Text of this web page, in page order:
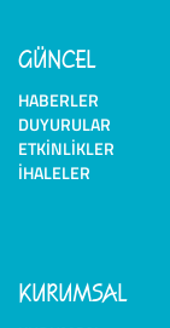
GÜNCEL
HABERLER
DUYURULAR
ETKINLIKLER
İHALELER
KURUMSAL